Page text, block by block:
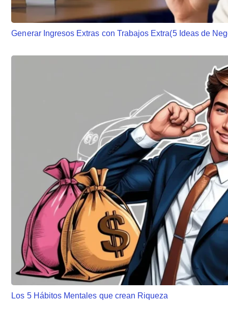
Generar Ingresos Extras con Trabajos Extra(5 Ideas de
Los 5 Hábitos Mentales que crean Riqueza